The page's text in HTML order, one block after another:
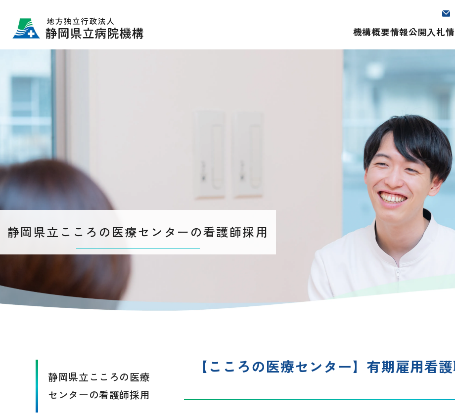
バ
ン
へ
ル
へ
ー
機構概要情報公開入札
静岡県立こころの医療センターの看護師採用
【こころの医療センター】有期雇用看
静岡県立こころの医療
センターの看護師採用